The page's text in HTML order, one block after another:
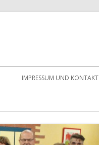
IMPRESSUM UND KONTAKT